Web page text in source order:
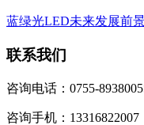
蓝绿光LED未来发展前
联系我们
咨询电话：0755-
咨询手机：13316822007